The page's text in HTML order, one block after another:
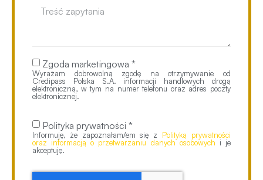
Zgoda marketingowa *
Wyrażam dobrowolną zgodę na otrzymywanie od
Credipass Polska S.A. informacji handlowych drogą
elektroniczną, w tym na numer telefonu oraz adres poczty
elektronicznej.
Polityka prywatności *
Informuję, że zapoznałam/em się z Polityką prywatności
oraz informacją o przetwarzaniu danych osobowych i je
akceptuję.